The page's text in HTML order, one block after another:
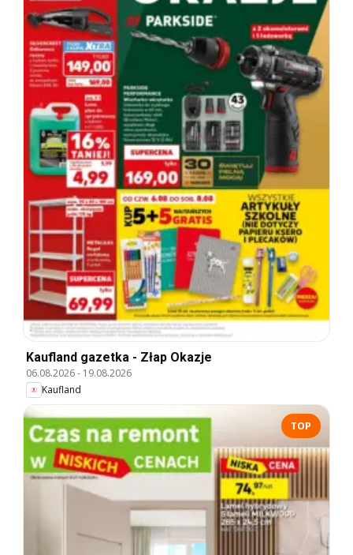
Kaufland gazetka - Złap Okazje
06.08.2026- 19.08.2026
Kaufland
TOP